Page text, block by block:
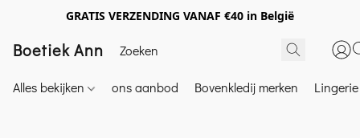
GRATIS VERZENDING VANAF €40 in België
Boetiek Ann
Alles bekijken ons aanbod Bovenkledij merken